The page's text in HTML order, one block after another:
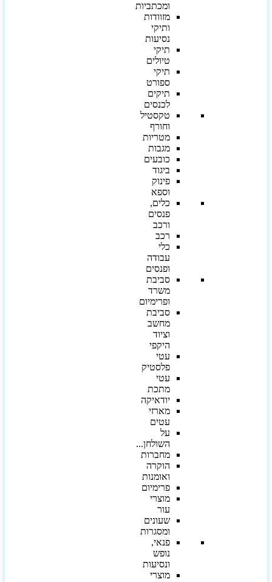
ומכתביות
מזוודות
ותיקי
נסיעות
תיקי
טיולים
תיקי
ספורט
תיקים
לכנסים
טקסטיל
וחורף
מטריות
מגבות
כובעים
ביגוד
פינוק
וספא
כלים,
פנסים
ורכב
רכב
כלי
עבודה
ופנסים
סביבת
משרד
ופרימיום
סביבת
מחשב
וציוד
היקפי
עטי
פלסטיק
עטי
מתכת
יודאיקה
מארזי
עטים
על
השולחן...
מחברות
הוקרה
ואומנות
פרימיום
מוצרי
עור
שעונים
ומסגרות
פנאי,
נופש
ונסיעות
מוצרי